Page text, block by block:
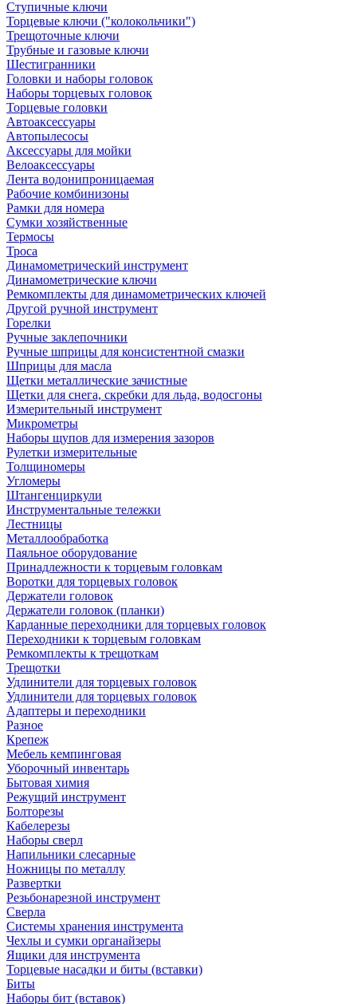
Ступичные ключи
Торцевые ключи ("колокольчики")
Трещоточные ключи
Трубные и газовые ключи
Шестигранники
Головки и наборы головок
Наборы торцевых головок
Торцевые головки
Автоаксессуары
Автопылесосы
Аксессуары для мойки
Велоаксессуары
Лента водонипроницаемая
Рабочие комбинизоны
Рамки для номера
Сумки хозяйственные
Термосы
Троса
Динамометрический инструмент
Динамометрические ключи
Ремкомплекты для динамометрических ключей
Другой ручной инструмент
Горелки
Ручные заклепочники
Ручные шприцы для консистентной смазки
Шприцы для масла
Щетки металлические зачистные
Щетки для снега, скребки для льда, водосгоны
Измерительный инструмент
Микрометры
Наборы щупов для измерения зазоров
Рулетки измерительные
Толщиномеры
Угломеры
Штангенциркули
Инструментальные тележки
Лестницы
Металлообработка
Паяльное оборудование
Принадлежности к торцевым головкам
Воротки для торцевых головок
Держатели головок
Держатели головок (планки)
Карданные переходники для торцевых головок
Переходники к торцевым головкам
Ремкомплекты к трещоткам
Трещотки
Удлинители для торцевых головок
Удлинители для торцевых головок
Адаптеры и переходники
Разное
Крепеж
Мебель кемпинговая
Уборочный инвентарь
Бытовая химия
Режущий инструмент
Болторезы
Кабелерезы
Наборы сверл
Напильники слесарные
Ножницы по металлу
Развертки
Резьбонарезной инструмент
Сверла
Системы хранения инструмента
Чехлы и сумки органайзеры
Ящики для инструмента
Торцевые насадки и биты (вставки)
Биты
Наборы бит (вставок)